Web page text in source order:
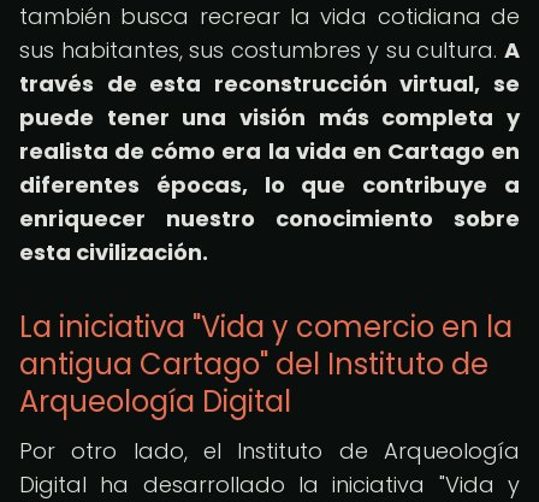
también busca recrear la vida cotidiana de
sus habitantes, sus costumbres y su cultura. A
través de esta reconstrucción virtual, se
puede tener una visión más completa y
realista de cómo era la vida en Cartago en
diferentes épocas, lo que contribuye a
enriquecer nuestro conocimiento sobre
esta civilización.
La iniciativa "Vida y comercio en la
antigua Cartago" del Instituto de
Arqueología Digital
Por otro lado, el Instituto de Arqueología
Digital ha desarrollado la iniciativa "Vida y